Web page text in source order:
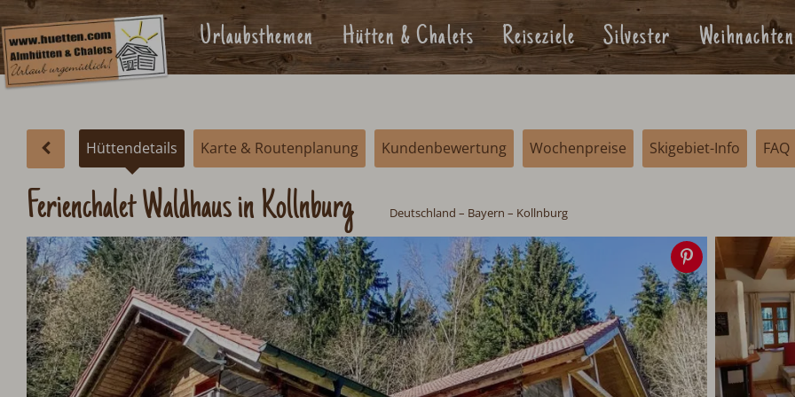
Urlaubsthemen Hütten & Chalets Reiseziele Silvester Weihnachten
Hüttendetails Karte & Routenplanung Kundenbewertung Wochenpreise Skigebiet-Info FAQ
Ferienchalet Waldhaus in Kollnburg Deutschland – Bayern – Kollnburg
Speichern